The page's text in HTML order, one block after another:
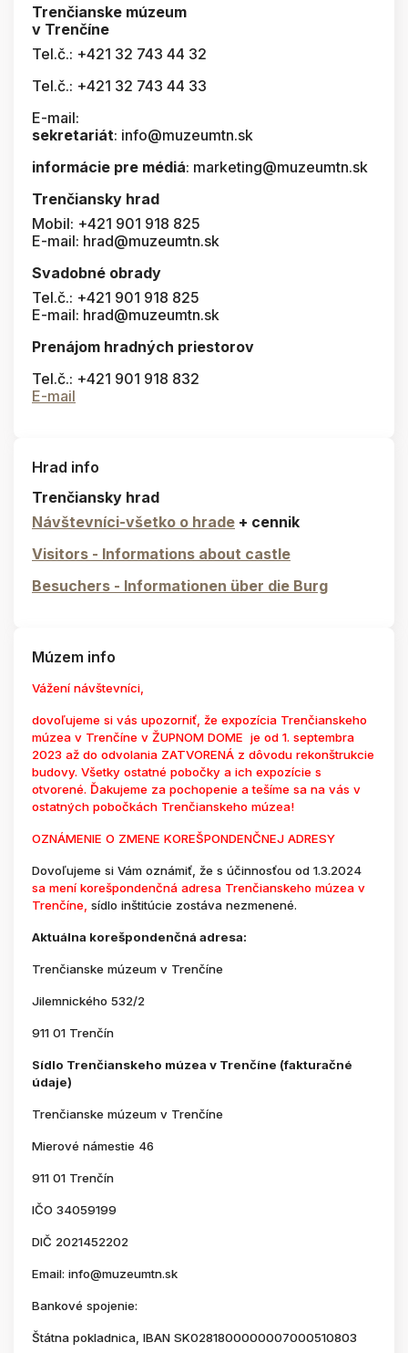
Trenčianske múzeum
v Trenčíne
Tel.č.: +421 32 743 44 32
Tel.č.: +421 32 743 44 33
E-mail:
sekretariát: info@muzeumtn.sk
informácie pre médiá: marketing@muzeumtn.sk
Trenčiansky hrad
Mobil: +421 901 918 825
E-mail: hrad@muzeumtn.sk
Svadobné obrady
Tel.č.: +421 901 918 825
E-mail: hrad@muzeumtn.sk
Prenájom hradných priestorov
Tel.č.: +421 901 918 832
E-mail
Hrad info
Trenčiansky hrad
Návštevníci-všetko o hrade + cennik
Visitors - Informations about castle
Besuchers - Informationen über die Burg
Múzem info
Vážení návštevníci,
dovoľujeme si vás upozorniť, že expozícia Trenčianskeho
múzea v Trenčíne v ŽUPNOM DOME je od 1. septembra
2023 až do odvolania ZATVORENÁ z dôvodu rekonštrukcie
budovy. Všetky ostatné pobočky a ich expozície s
otvorené. Ďakujeme za pochopenie a tešíme sa na vás v
ostatných pobočkách Trenčianskeho múzea!
OZNÁMENIE O ZMENE KOREŠPONDENČNEJ ADRESY
Dovoľujeme si Vám oznámiť, že s účinnosťou od 1.3.2024
sa mení korešpondenčná adresa Trenčianskeho múzea v
Trenčíne, sídlo inštitúcie zostáva nezmenené.
Aktuálna korešpondenčná adresa:
Trenčianske múzeum v Trenčíne
Jilemnického 532/2
911 01 Trenčín
Sídlo Trenčianskeho múzea v Trenčíne (fakturačné
údaje)
Trenčianske múzeum v Trenčíne
Mierové námestie 46
911 01 Trenčín
IČO 34059199
DIČ 2021452202
Email: info@muzeumtn.sk
Bankové spojenie:
Štátna pokladnica, IBAN SK0281800000007000510803